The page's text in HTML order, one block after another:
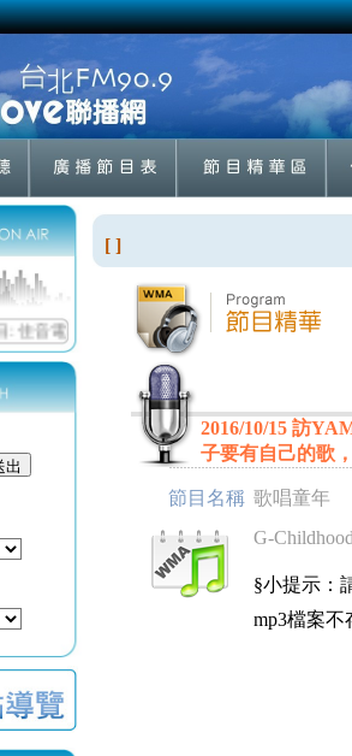
[ ]
2016/10/15 訪
子要有自己的歌
節目名稱 歌唱童年
G-
§小提示：
mp3檔案不